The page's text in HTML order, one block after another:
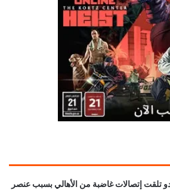
تلقت إتصالات غاضبة من الأهالي بسبب عنصر